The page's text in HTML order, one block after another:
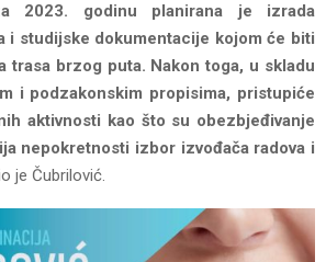
2023. godinu planirana je izrada
i studijske dokumentacije kojom će biti
trasa brzog puta. Nakon toga, u skladu
i podzakonskim propisima, pristupiće
aktivnosti kao što su obezbjeđivanje
nepokretnosti izbor izvođača radova i
je Čubrilović.